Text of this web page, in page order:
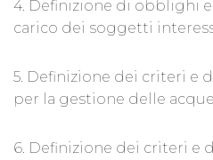
4. Definizione di obblighi
carico dei soggetti
5. Definizione dei criteri e
per la gestione delle
6. Definizione dei criteri e